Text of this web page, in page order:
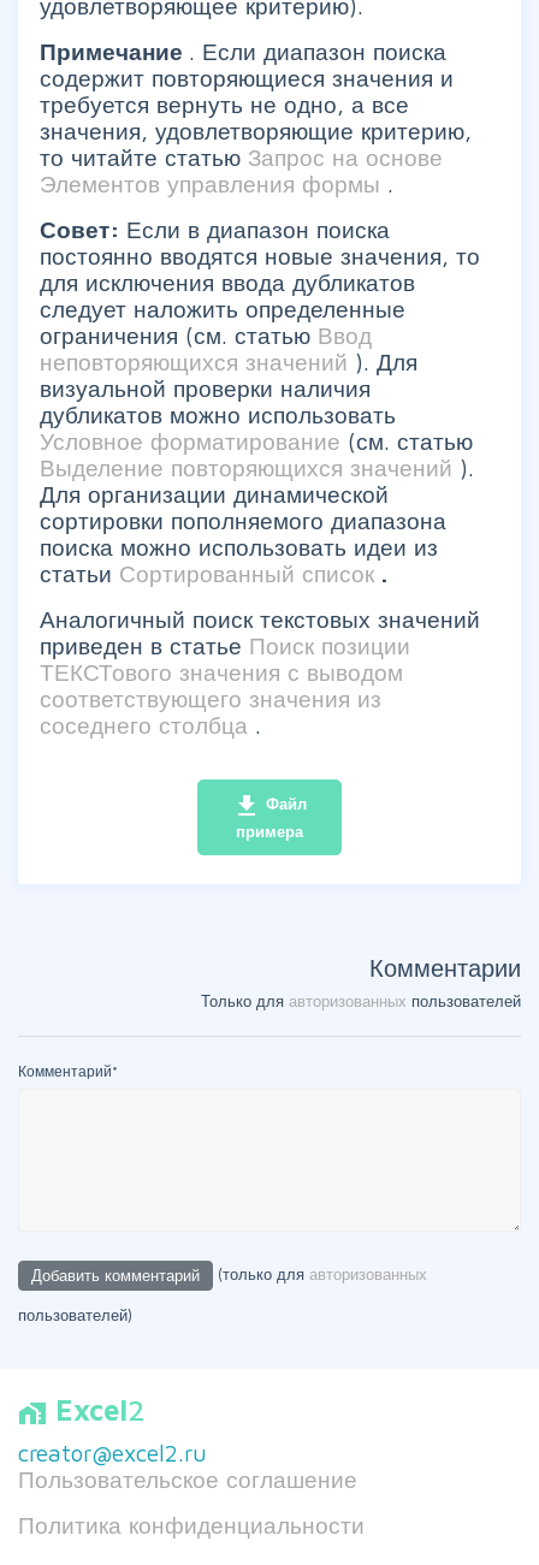
удовлетворяющее критерию).
Примечание . Если диапазон поиска
содержит повторяющиеся значения и
требуется вернуть не одно, а все
значения, удовлетворяющие критерию,
то читайте статью Запрос на основе
Элементов управления формы .
Совет: Если в диапазон поиска
постоянно вводятся новые значения, то
для исключения ввода дубликатов
следует наложить определенные
ограничения (см. статью Ввод
неповторяющихся значений ). Для
визуальной проверки наличия
дубликатов можно использовать
Условное форматирование (см. статью
Выделение повторяющихся значений ).
Для организации динамической
сортировки пополняемого диапазона
поиска можно использовать идеи из
статьи Сортированный список .
Аналогичный поиск текстовых значений
приведен в статье Поиск позиции
ТЕКСТового значения с выводом
соответствующего значения из
соседнего столбца .
file_download Файл
примера
Комментарии
Только для авторизованных пользователей
Комментарий*
(только для авторизованных
пользователей)
home_work Excel2
creator@excel2.ru
Пользовательское соглашение
Политика конфиденциальности